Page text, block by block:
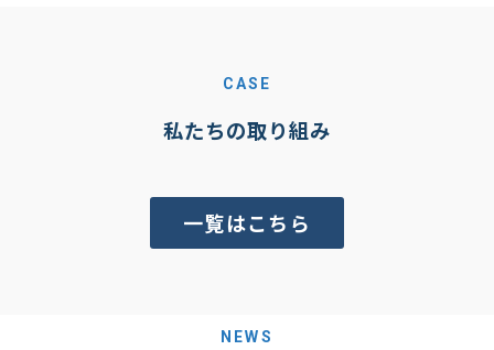
CASE
私たちの取り組み
一覧はこちら
NEWS